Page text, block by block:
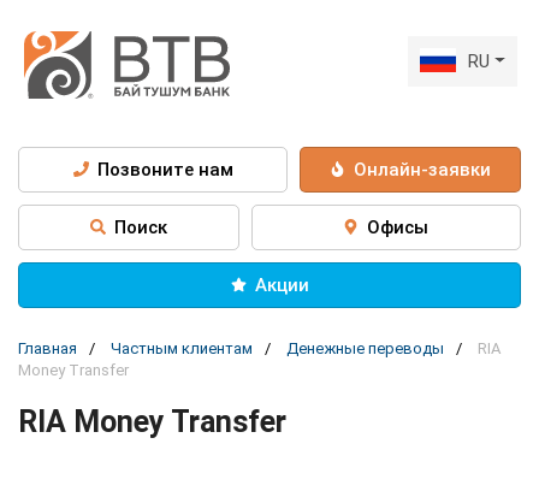
RU
Позвоните нам Онлайн-заявки
Поиск Офисы
Акции
Главная Частным клиентам Денежные переводы
RIA
Money Transfer
RIA Money Transfer